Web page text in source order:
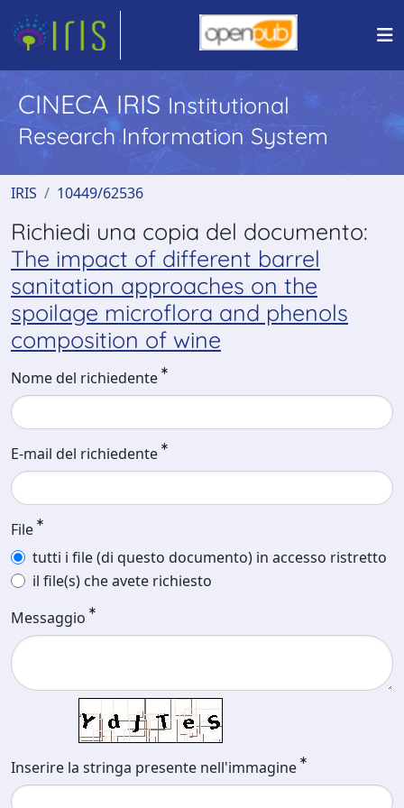
CINECA IRIS Institutional
Research Information System
IRIS 10449/62536
Richiedi una copia del documento:
The impact of different barrel
sanitation approaches on the
spoilage microflora and phenols
composition of wine
Nome del richiedente
E-mail del richiedente
File
tutti i file (di questo documento) in accesso ristretto
il file(s) che avete richiesto
Messaggio
Inserire la stringa presente nell'immagine